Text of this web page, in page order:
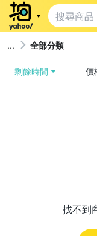
全部分類
剩餘時間 價
找不到